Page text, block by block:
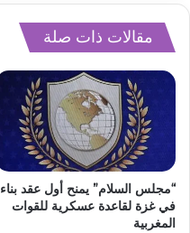
مقالات ذات صلة
“مجلس السلام” يمنح أول عقد بناء
في غزة لقاعدة عسكرية للقوات
المغربية